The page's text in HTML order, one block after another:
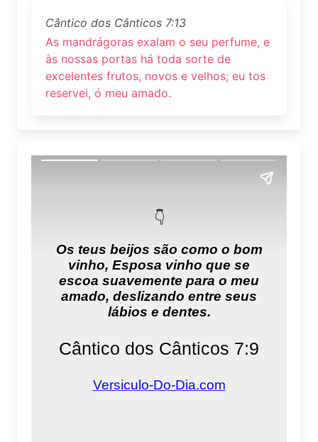
Cântico dos Cânticos 7:13
As mandrágoras exalam o seu perfume, e
às nossas portas há toda sorte de
excelentes frutos, novos e velhos; eu tos
reservei, ó meu amado.